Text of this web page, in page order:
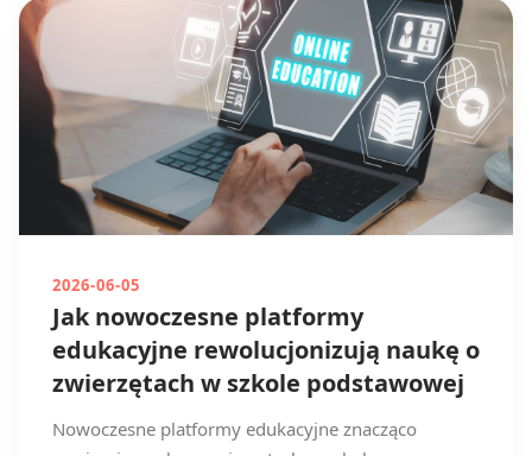
2026-06-05
Jak nowoczesne platformy
edukacyjne rewolucjonizują naukę o
zwierzętach w szkole podstawowej
Nowoczesne platformy edukacyjne znacząco